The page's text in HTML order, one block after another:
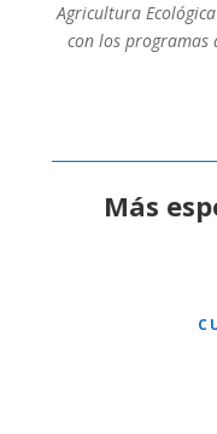
Agricultura
con los programas
Más